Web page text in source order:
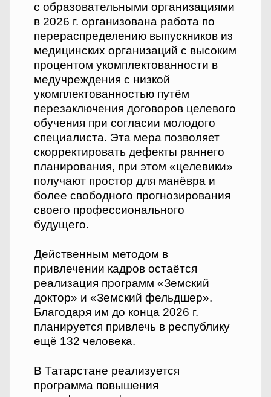
с образовательными организациями
в 2026 г. организована работа по
перераспределению выпускников из
медицинских организаций с высоким
процентом укомплектованности в
медучреждения с низкой
укомплектованностью путём
перезаключения договоров целевого
обучения при согласии молодого
специалиста. Эта мера позволяет
скорректировать дефекты раннего
планирования, при этом «целевики»
получают простор для манёвра и
более свободного прогнозирования
своего профессионального
будущего.
Действенным методом в
привлечении кадров остаётся
реализация программ «Земский
доктор» и «Земский фельдшер».
Благодаря им до конца 2026 г.
планируется привлечь в республику
ещё 132 человека.
В Татарстане реализуется
программа повышения